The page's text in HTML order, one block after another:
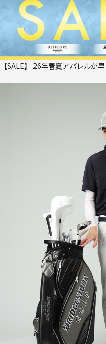
【SALE】 26年春夏アパレルが